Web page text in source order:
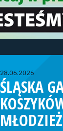
28.06.2026
ŚLĄSKA